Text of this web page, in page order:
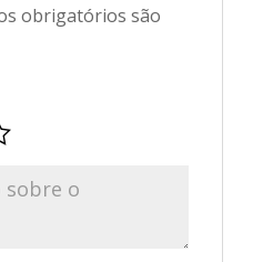
obrigatórios são